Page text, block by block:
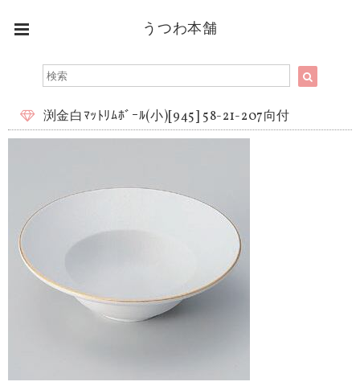
うつわ本舗
渕金白ﾏｯﾄﾘﾑﾎﾞｰﾙ(小)[945] 58-21-207向付